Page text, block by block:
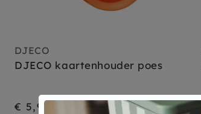
DJECO
DJECO kaartenhouder poes
€ 5,95